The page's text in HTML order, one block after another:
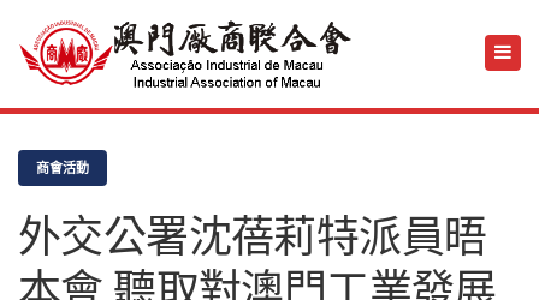
商會活動
外交公署沈蓓莉特派員晤